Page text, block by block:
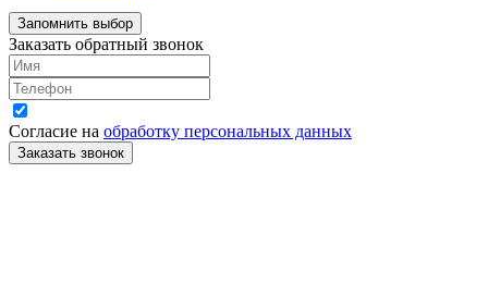
Запомнить выбор
Заказать обратный звонок
Согласие на обработку персональных данных